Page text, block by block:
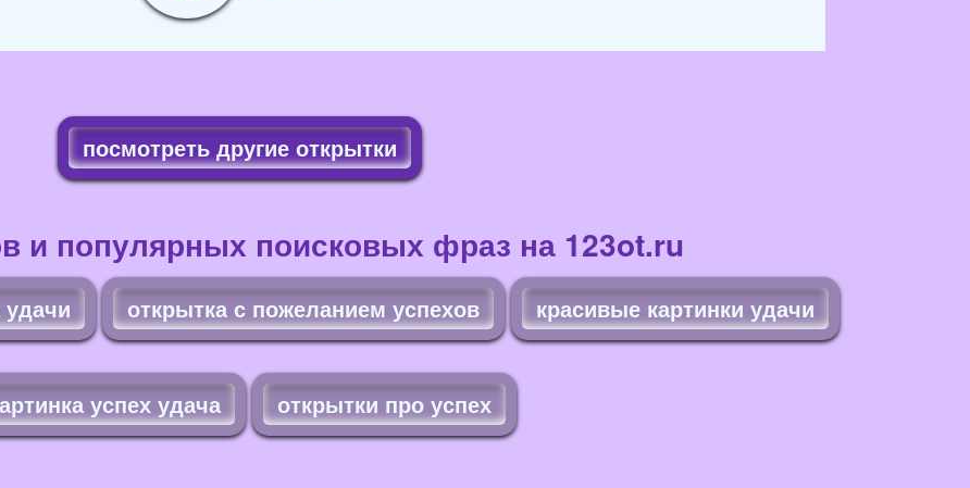
посмотреть другие открытки
и популярных поисковых фраз на 123ot.ru
открытка с пожеланием успехов красивые картинки удачи
успех удача открытки про успех